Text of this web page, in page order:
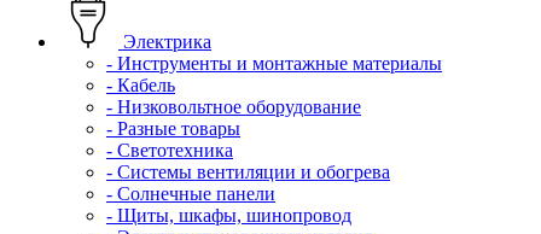
Электрика
- Инструменты и монтажные материалы
- Кабель
- Низковольтное оборудование
- Разные товары
- Светотехника
- Системы вентиляции и обогрева
- Солнечные панели
- Щиты, шкафы, шинопровод